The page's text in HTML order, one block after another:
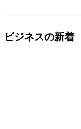
ビジネスの新着